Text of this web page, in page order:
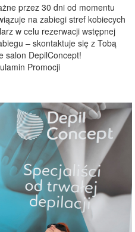
przez 30 dni od momentu
na zabiegi stref kobiecych
w celu rezerwacji wstępnej
– skontaktuje się z Tobą
salon DepilConcept!
Promocji